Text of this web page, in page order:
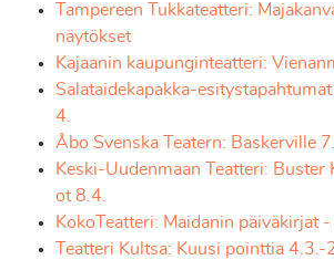
Tampereen Tukkateatteri:
näytökset
Kajaanin kaupunginteatteri:
Salataidekapakka-esitystapahtumat
4.
Åbo Svenska Teatern: Baskerville
Keski-Uudenmaan Teatteri: Buster
ot 8.4.
KokoTeatteri: Maidanin päiväkirjat
Teatteri Kultsa: Kuusi pointtia 4.3.-